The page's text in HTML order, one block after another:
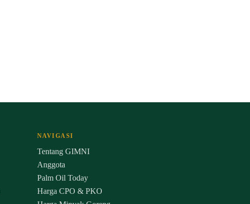
NAVIGASI
Tentang GIMNI
Anggota
Palm Oil Today
Harga CPO & PKO